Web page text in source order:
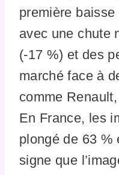
première
avec une chute
(-17 %) et des
marché face à
comme
En France, les
plongé de 63 %
signe que